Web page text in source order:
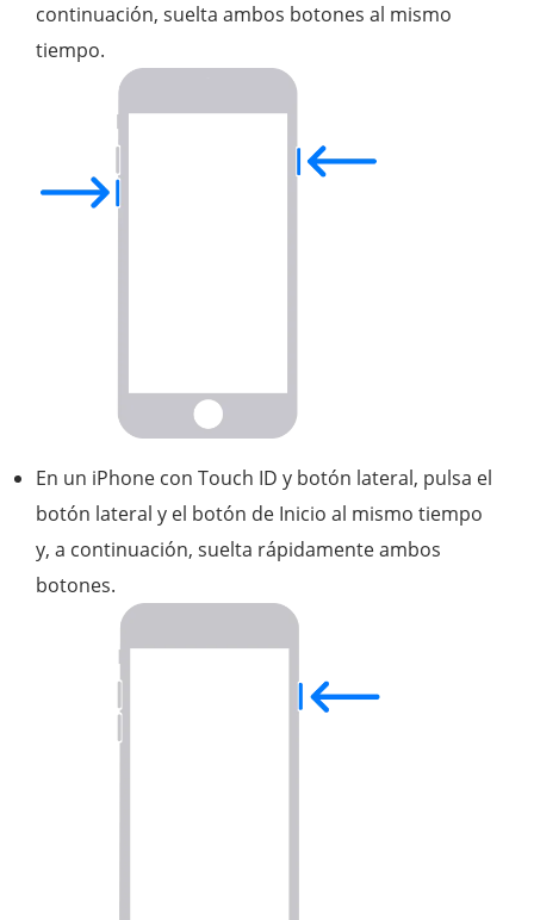
continuación, suelta ambos botones al mismo
tiempo.
En un iPhone con Touch ID y botón lateral, pulsa el
botón lateral y el botón de Inicio al mismo tiempo
y, a continuación, suelta rápidamente ambos
botones.